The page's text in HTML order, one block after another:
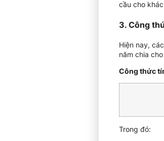
cầu cho
3. Công
Hiện nay,
năm chia
Công thức
Trong đó: